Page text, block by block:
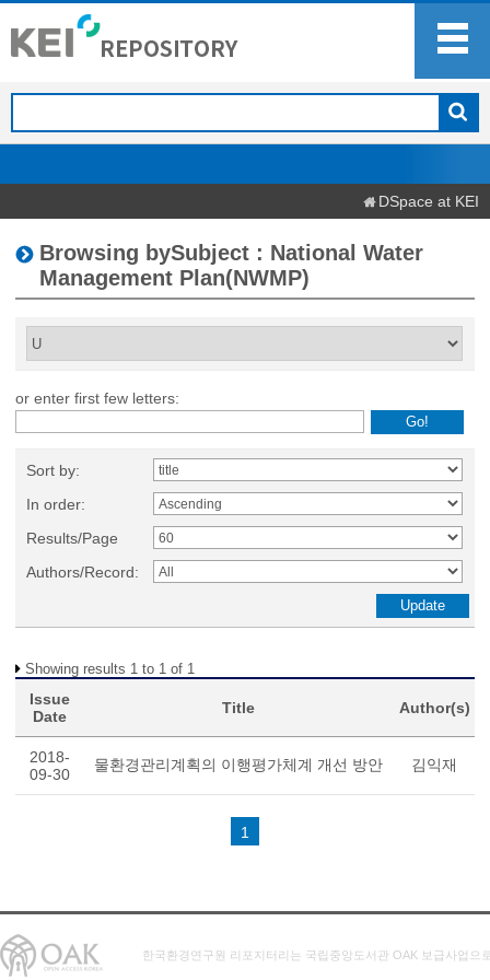
DSpace at KEI
Browsing bySubject : National Water
Management Plan(NWMP)
or enter first few letters:
Sort by:
In order:
Results/Page
Authors/Record:
Showing results 1 to 1 of 1
Issue
Date
Title Author(s)
2018-
09-30
물환경관리계획의 이행평가체계 개선 방안 김익재
1
한국환경연구원 리포지터리는 국립중앙도서관 OAK 보급사업